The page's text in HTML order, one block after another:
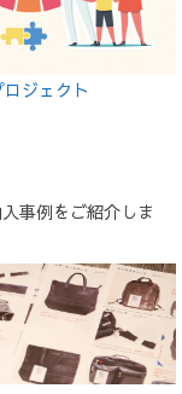
ジェクト
事例をご紹介しま